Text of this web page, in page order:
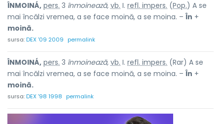
ÎNMOINÁ, pers. 3 înmoinează, vb. I. refl. impers. (Pop.) A se
mai încălzi vremea, a se face moină, a se moina. – În +
moină.
sursa:DEX '09 2009 permalink
ÎNMOINÁ, pers. 3 înmoinează, vb. I. refl. impers. (Rar) A se
mai încălzi vremea, a se face moină, a se moina. – În +
moină.
sursa:DEX '98 1998 permalink